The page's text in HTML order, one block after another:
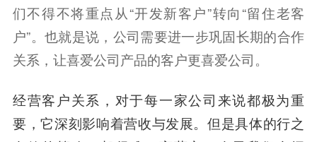
们不得不将重点从“开发新客户”转向“留住老客
户”。也就是说，公司需要进一步巩固长期的合作
关系，让喜爱公司产品的客户更喜爱公司。
经营客户关系，对于每一家公司来说都极为重
要，它深刻影响着营收与发展。但是具体的行之